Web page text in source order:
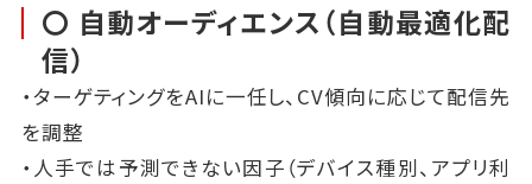
〇 自動オーディエンス（自動最適化配
信）
・ターゲティングをAIに一任し、CV傾向に応じて配信先
を調整
・人手では予測できない因子（デバイス種別、アプリ利